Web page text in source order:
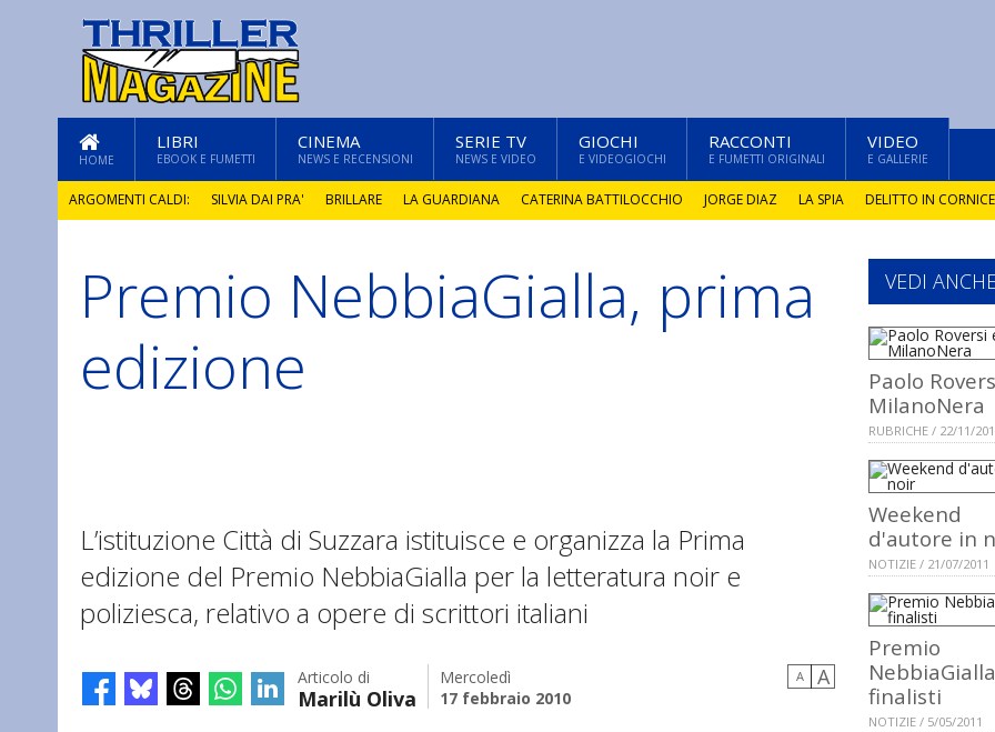
HOME
LIBRI
EBOOK E FUMETTI
CINEMA
NEWS E RECENSIONI
SERIE TV
NEWS E VIDEO
GIOCHI
E VIDEOGIOCHI
RACCONTI
E FUMETTI ORIGINALI
VIDEO
E GALLERIE
ARGOMENTI CALDI: SILVIA DAI PRA' BRILLARE LA GUARDIANA CATERINA BATTILOCCHIO JORGE DIAZ LA SPIA DELITTO IN CORNICE
Premio NebbiaGialla, prima
edizione
L’istituzione Città di Suzzara istituisce e organizza la Prima
edizione del Premio NebbiaGialla per la letteratura noir e
poliziesca, relativo a opere di scrittori italiani
Articolo di
Marilù Oliva
Mercoledì
17 febbraio 2010
A A
VEDI ANCHE
Paolo
MilanoNera
RUBRICHE / 22/11/
Weekend
d'autore in
NOTIZIE / 21/07/2011
Premio
finalisti
NOTIZIE / 5/05/2011